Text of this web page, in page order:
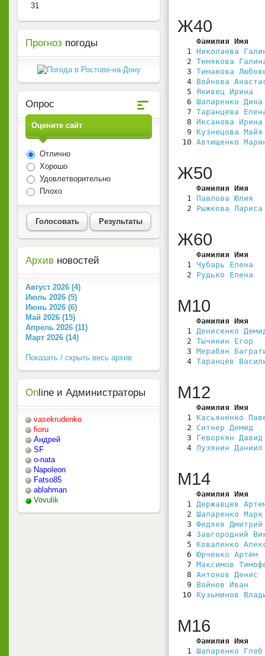
Ж40
Фамилия Имя
  1
Николаева
  2
Темякова
  3
Тимакова
  4
Войнова
  5
Якивец Ирина
  6
Шапаренко Дина
  7
Таранцева
  8
Иксанова Ирина
  9
Кузнецова Майя
10 Автющенко
Ж50
Фамилия Имя
  1
Павлова Юлия
  2
Рыжкова Лариса
Ж60
Фамилия Имя
  1
Чубарь Елена
  2
Рудько Елена
М10
Фамилия Имя
  1
Денисенко
  2
Тычинин Егор
  3
Мерабян
  4
Таранцев
М12
Фамилия Имя
  1
Касьяненко
  2
Ситнер Демид
  3
Геворкян Давид
  4
Лузянин Даниил
М14
Фамилия Имя
  1
Державцев
  2
Шапаренко Марк
  3
Федяев
  4
Завгородний
  5
Коваленко
  6
Юрченко Артём
  7
Максимов
  8
Антонов Денис
  9
Войнов Иван
10 Кузьминов
М16
Фамилия Имя
  1
Шапаренко
31
Прогноз погоды
Опрос
Оцените сайт
Отлично
Хорошо
Удовлетворительно
Плохо
Голосовать Результаты
Архив новостей
Август 2026 (4)
Июль 2026 (5)
Июнь 2026 (6)
Май 2026 (15)
Апрель 2026 (11)
Март 2026 (14)
Показать / скрыть весь архив
On line и Администраторы
vasekrudenko
fioru
Андрей
SF
o-nata
Napoleon
Fatso85
ablahman
Vovulik